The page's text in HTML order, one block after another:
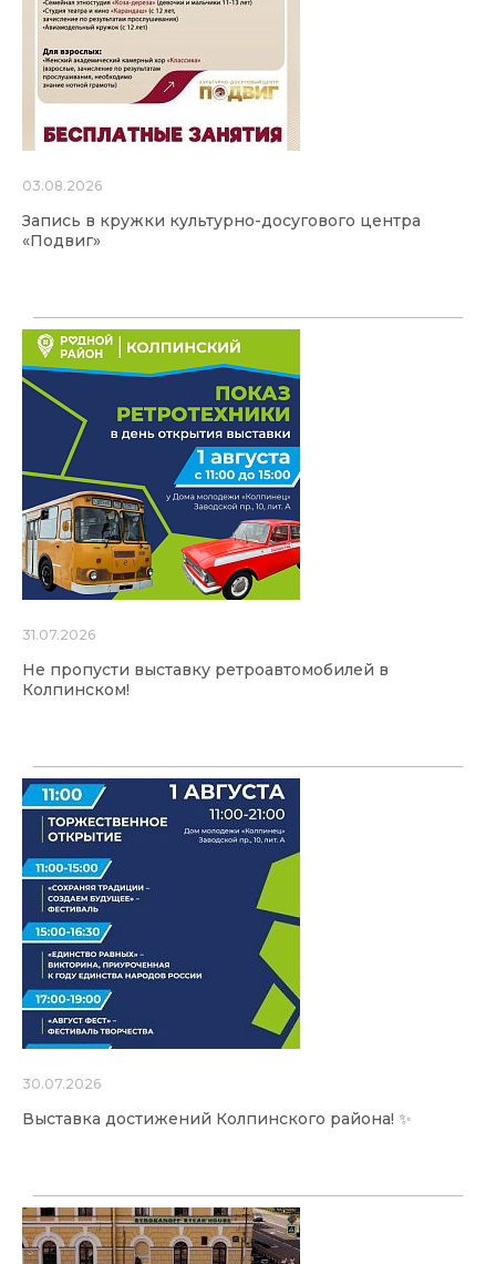
03.08.2026
Запись в кружки культурно-досугового центра
«Подвиг»
31.07.2026
Не пропусти выставку ретроавтомобилей в
Колпинском!
30.07.2026
Выставка достижений Колпинского района! ✨